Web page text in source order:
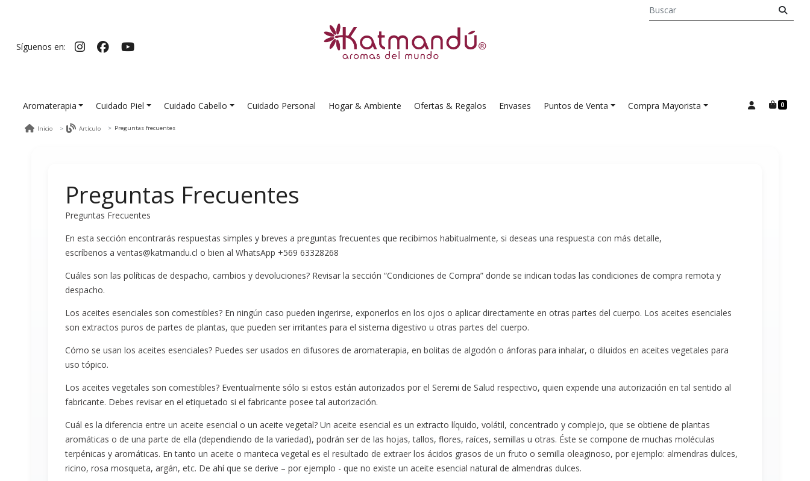
Síguenos en:
Aromaterapia Cuidado Piel Cuidado Cabello Cuidado Personal Hogar & Ambiente Ofertas & Regalos Envases Puntos de Venta Compra Mayorista 0
Inicio Artículo Preguntas frecuentes
Preguntas Frecuentes
Preguntas Frecuentes
En esta sección encontrarás respuestas simples y breves a preguntas frecuentes que recibimos habitualmente, si deseas una respuesta con más detalle,
escríbenos a ventas@katmandu.cl o bien al WhatsApp +569 63328268
Cuáles son las políticas de despacho, cambios y devoluciones? Revisar la sección “Condiciones de Compra” donde se indican todas las condiciones de compra remota y
despacho.
Los aceites esenciales son comestibles? En ningún caso pueden ingerirse, exponerlos en los ojos o aplicar directamente en otras partes del cuerpo. Los aceites esenciales
son extractos puros de partes de plantas, que pueden ser irritantes para el sistema digestivo u otras partes del cuerpo.
Cómo se usan los aceites esenciales? Puedes ser usados en difusores de aromaterapia, en bolitas de algodón o ánforas para inhalar, o diluidos en aceites vegetales para
uso tópico.
Los aceites vegetales son comestibles? Eventualmente sólo si estos están autorizados por el Seremi de Salud respectivo, quien expende una autorización en tal sentido al
fabricante. Debes revisar en el etiquetado si el fabricante posee tal autorización.
Cuál es la diferencia entre un aceite esencial o un aceite vegetal? Un aceite esencial es un extracto líquido, volátil, concentrado y complejo, que se obtiene de plantas
aromáticas o de una parte de ella (dependiendo de la variedad), podrán ser de las hojas, tallos, flores, raíces, semillas u otras. Éste se compone de muchas moléculas
terpénicas y aromáticas. En tanto un aceite o manteca vegetal es el resultado de extraer los ácidos grasos de un fruto o semilla oleaginoso, por ejemplo: almendras dulces,
ricino, rosa mosqueta, argán, etc. De ahí que se derive – por ejemplo - que no existe un aceite esencial natural de almendras dulces.